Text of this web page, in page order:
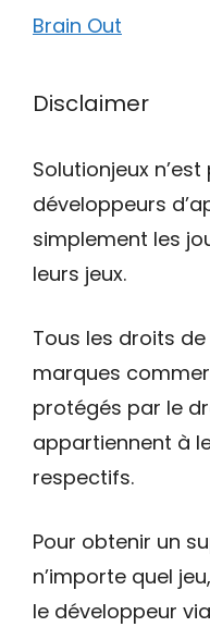
Brain Out
Disclaimer
Solutionjeux
développeurs
simplement les
leurs jeux.
Tous les droits
marques
protégés par le
appartiennent à
respectifs.
Pour obtenir un
n’importe quel
le développeur